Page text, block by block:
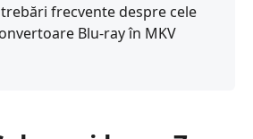
frecvente despre cele
Blu-ray în MKV